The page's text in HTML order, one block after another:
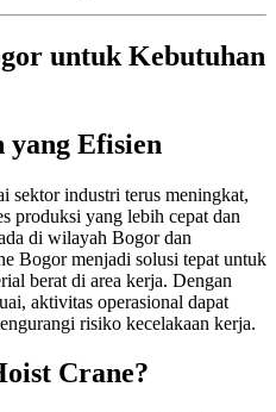
untuk Kebutuhan
yang Efisien
sektor industri terus meningkat,
produksi yang lebih cepat dan
di wilayah Bogor dan
Bogor menjadi solusi tepat untuk
berat di area kerja. Dengan
aktivitas operasional dapat
risiko kecelakaan kerja.
Crane?